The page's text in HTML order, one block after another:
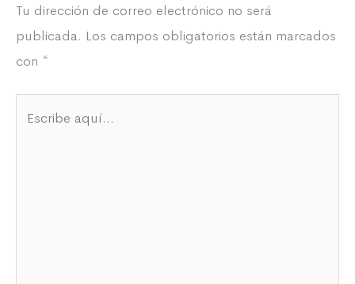
Tu dirección de correo electrónico no será
publicada. Los campos obligatorios están marcados
con *